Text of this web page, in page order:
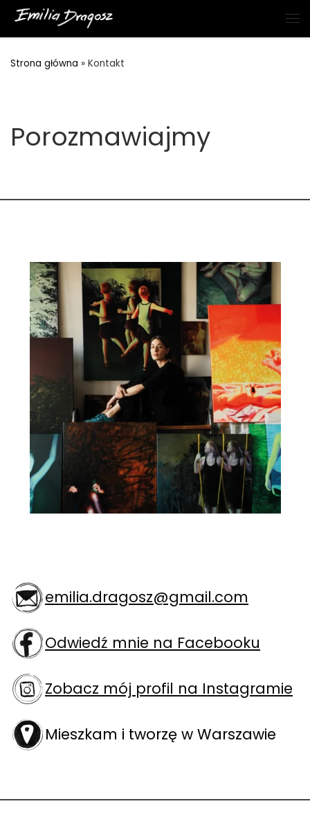
Przejdź do treści
Strona główna » Kontakt
Porozmawiajmy
emilia.dragosz@gmail.com
Odwiedź mnie na Facebooku
Zobacz mój profil na Instagramie
Mieszkam i tworzę w Warszawie